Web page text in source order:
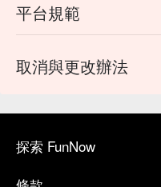
平台規範
取消與更改辦法
探索 FunNow